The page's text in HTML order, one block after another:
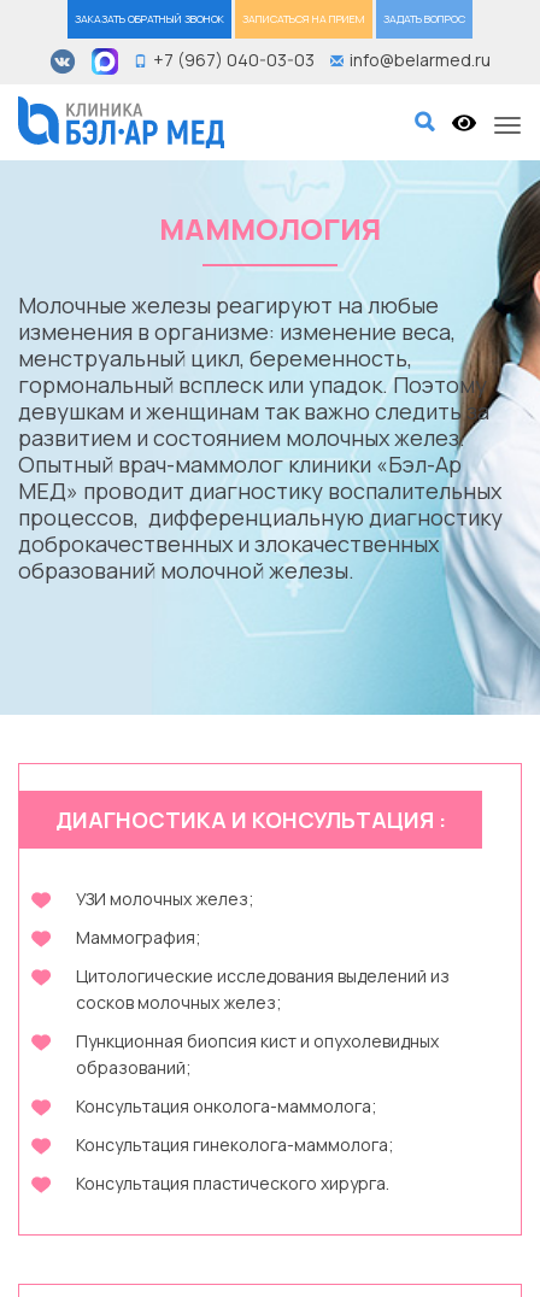
ЗАКАЗАТЬ ОБРАТНЫЙ ЗВОНОК ЗАПИСАТЬСЯ НА ПРИЕМ ЗАДАТЬ ВОПРОС
+7 (967) 040-03-03 info@belarmed.ru
МАММОЛОГИЯ
Молочные железы реагируют на любые
изменения в организме: изменение веса,
менструальный цикл, беременность,
гормональный всплеск или упадок. Поэтому
девушкам и женщинам так важно следить за
развитием и состоянием молочных желез.
Опытный врач-маммолог клиники «Бэл-Ар
МЕД» проводит диагностику воспалительных
процессов, дифференциальную диагностику
доброкачественных и злокачественных
образований молочной железы.
ДИАГНОСТИКА И КОНСУЛЬТАЦИЯ :
УЗИ молочных желез;
Маммография;
Цитологические исследования выделений из
сосков молочных желез;
Пункционная биопсия кист и опухолевидных
образований;
Консультация онколога-маммолога;
Консультация гинеколога-маммолога;
Консультация пластического хирурга.